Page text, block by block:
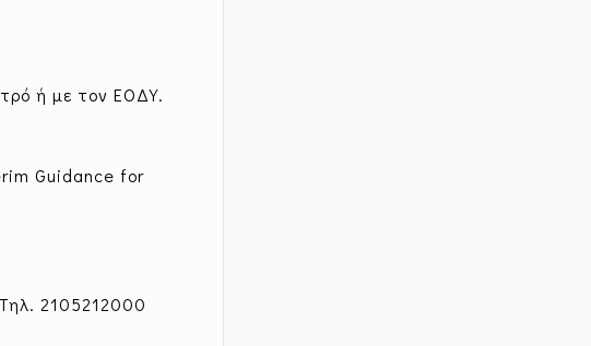
ή με τον ΕΟΔΥ.
Guidance for
2105212000